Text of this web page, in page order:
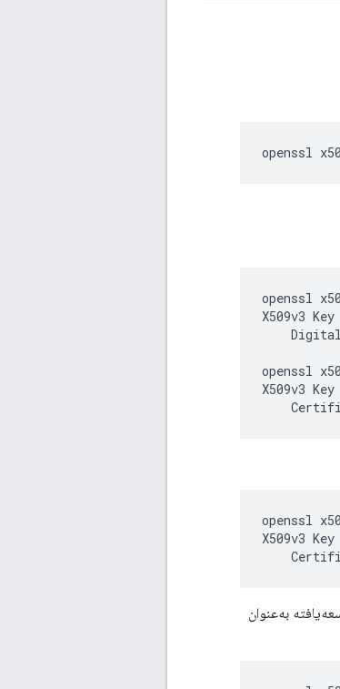
openssl
openssl
X509v3
openssl
X509v3
openssl
X509v3
به‌عنوان